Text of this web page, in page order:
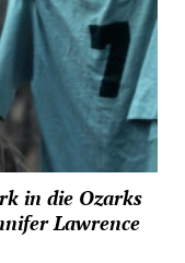
in die Ozarks
Lawrence